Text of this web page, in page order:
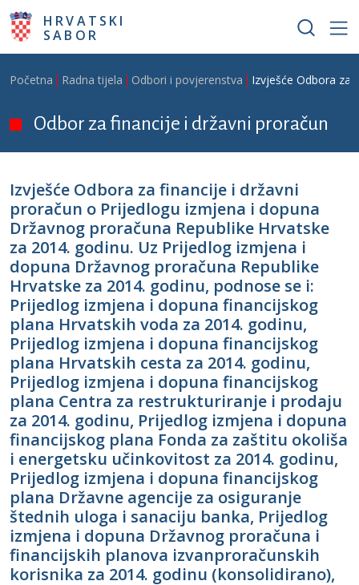
Skoči na glavni sadržaj
HRVATSKI
SABOR
Breadcrumb
Početna Radna tijela Odbori i povjerenstva Izvješće Odbora za
Odbor za financije i državni proračun
Izvješće Odbora za financije i državni
proračun o Prijedlogu izmjena i dopuna
Državnog proračuna Republike Hrvatske
za 2014. godinu. Uz Prijedlog izmjena i
dopuna Državnog proračuna Republike
Hrvatske za 2014. godinu, podnose se i:
Prijedlog izmjena i dopuna financijskog
plana Hrvatskih voda za 2014. godinu,
Prijedlog izmjena i dopuna financijskog
plana Hrvatskih cesta za 2014. godinu,
Prijedlog izmjena i dopuna financijskog
plana Centra za restrukturiranje i prodaju
za 2014. godinu, Prijedlog izmjena i dopuna
financijskog plana Fonda za zaštitu okoliša
i energetsku učinkovitost za 2014. godinu,
Prijedlog izmjena i dopuna financijskog
plana Državne agencije za osiguranje
štednih uloga i sanaciju banka, Prijedlog
izmjena i dopuna Državnog proračuna i
financijskih planova izvanproračunskih
korisnika za 2014. godinu (konsolidirano),